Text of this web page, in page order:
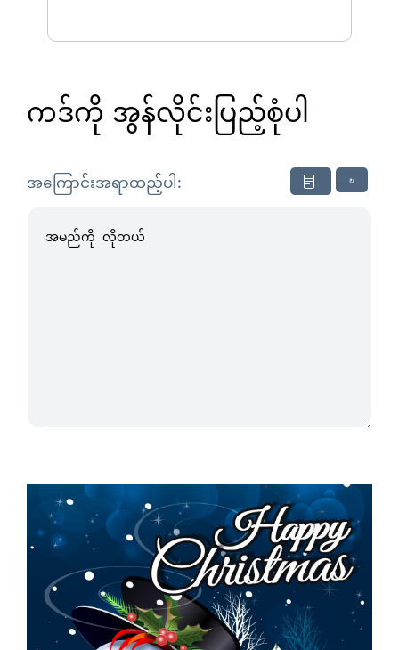
ကဒ်ကို အွန်လိုင်းပြည့်စုံပါ
↻
အကြောင်းအရာထည့်ပါ: